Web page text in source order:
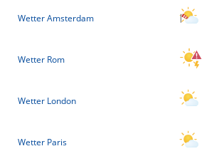
Wetter Amsterdam
Wetter Rom
Wetter London
Wetter Paris